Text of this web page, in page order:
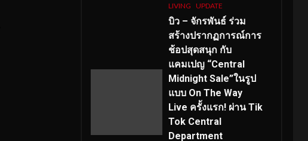
LIVING UPDATE
บิว – จักรพันธ์ ร่วม
สร้างปรากฏการณ์การ
ช้อปสุดสนุก กับ
แคมเปญ “Central
Midnight Sale”ในรูป
แบบ On The Way
Live ครั้งแรก! ผ่าน Tik
Tok Central
Department